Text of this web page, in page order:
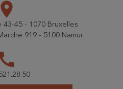
place
43-45 - 1070 Bruxelles
919 - 5100 Namur